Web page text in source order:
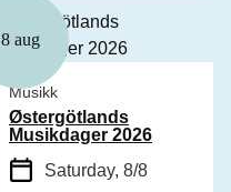
8 aug
Musikk
Østergötlands
Musikdager 2026
Saturday, 8/8